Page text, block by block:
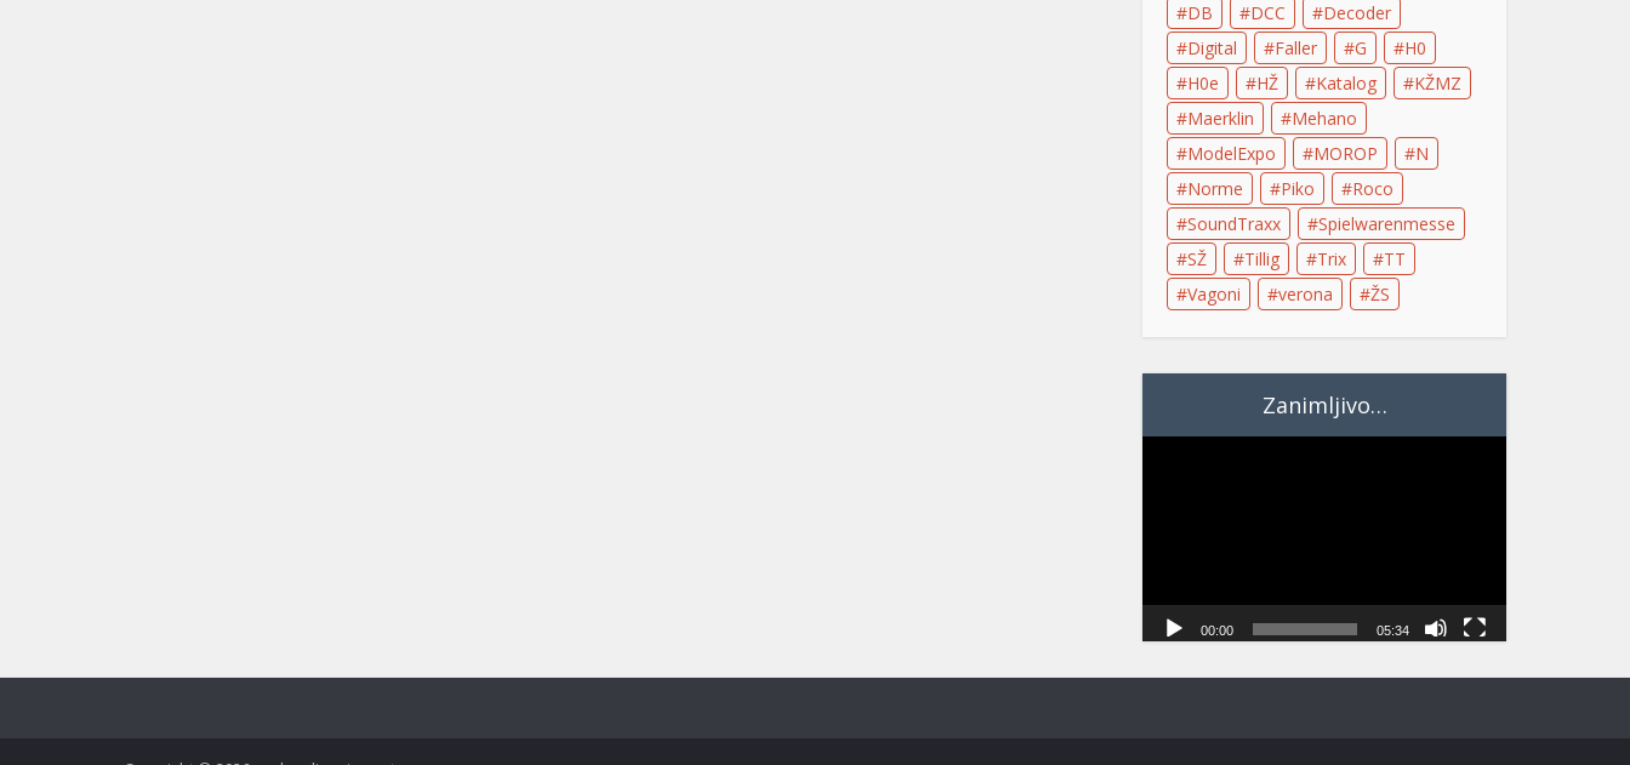
DB
DCC
Decoder
Digital
Faller G
H0
H0e
HŽ Katalog
KŽMZ
Maerklin
Mehano
ModelExpo
MOROP
N
Norme
Piko
Roco
SoundTraxx
Spielwarenmesse
SŽ
Tillig Trix
TT
Vagoni
verona ŽS
Zanimljivo…
00:00 05:34